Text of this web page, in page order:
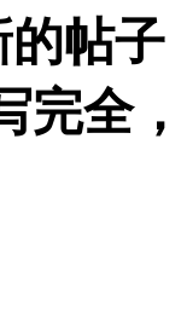
的帖
完全